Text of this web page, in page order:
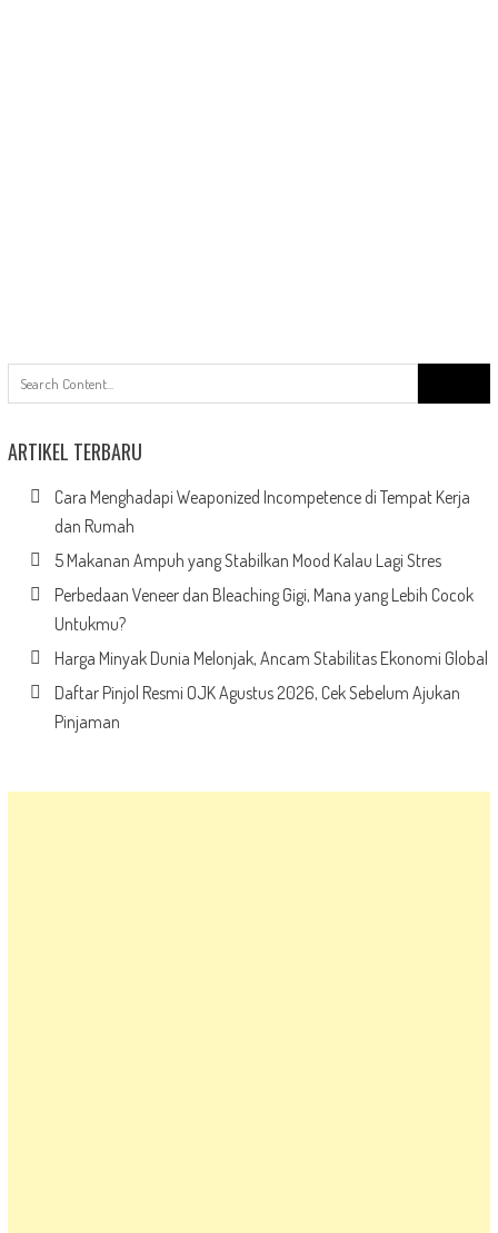
for:
ARTIKEL TERBARU
Cara Menghadapi Weaponized Incompetence di Tempat Kerja
dan Rumah
5 Makanan Ampuh yang Stabilkan Mood Kalau Lagi Stres
Perbedaan Veneer dan Bleaching Gigi, Mana yang Lebih Cocok
Untukmu?
Harga Minyak Dunia Melonjak, Ancam Stabilitas Ekonomi Global
Daftar Pinjol Resmi OJK Agustus 2026, Cek Sebelum Ajukan
Pinjaman